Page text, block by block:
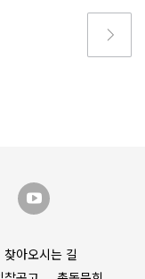
찾아오시는 길